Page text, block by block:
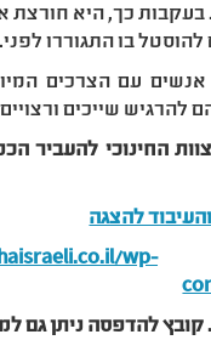
בעקבות כך, היא
בו התגוררו
עם הצרכים
להרגיש שייכים
החינוכי להעביר
להצגה
-
wp-
להדפסה ניתן גם